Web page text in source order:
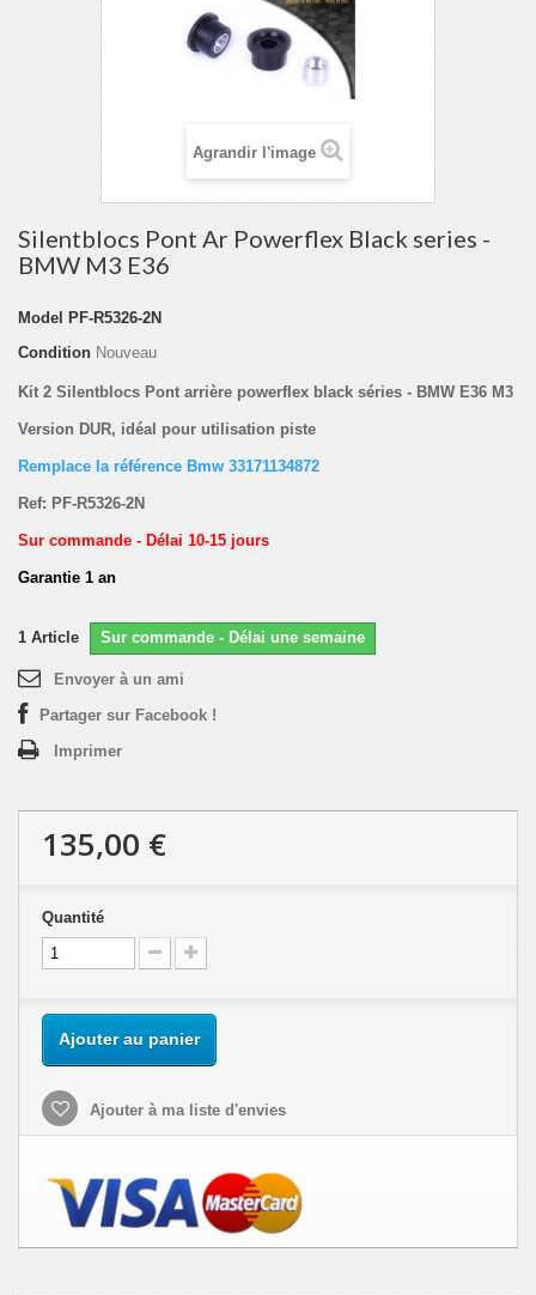
Agrandir l'image
Silentblocs Pont Ar Powerflex Black series -
BMW M3 E36
Model
PF-R5326-2N
Condition Nouveau
Kit 2 Silentblocs Pont arrière powerflex black séries - BMW E36 M3
Version DUR, idéal pour utilisation piste
Remplace la référence Bmw 33171134872
Ref: PF-R5326-2N
Sur commande - Délai 10-15 jours
Garantie 1 an
1 Article Sur commande - Délai une semaine
Envoyer à un ami
Partager sur Facebook !
Imprimer
135,00 €
Quantité
Ajouter au panier
Ajouter à ma liste d'envies